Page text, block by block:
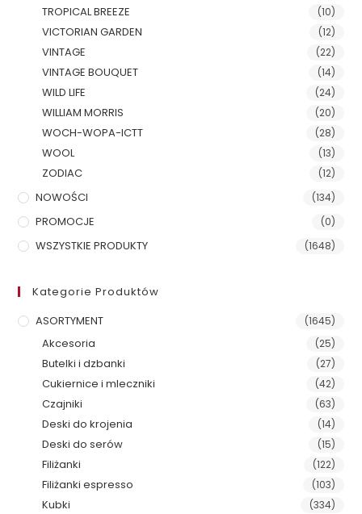
TROPICAL BREEZE (10)
VICTORIAN GARDEN (12)
VINTAGE (22)
VINTAGE BOUQUET (14)
WILD LIFE (24)
WILLIAM MORRIS (20)
WOCH-WOPA-ICTT (28)
WOOL (13)
ZODIAC (12)
NOWOŚCI (134)
PROMOCJE (0)
WSZYSTKIE PRODUKTY (1648)
Kategorie Produktów
ASORTYMENT
(1645)
Akcesoria (25)
Butelki i dzbanki (27)
Cukiernice i mleczniki (42)
Czajniki (63)
Deski do krojenia (14)
Deski do serów (15)
Filiżanki (122)
Filiżanki espresso (103)
Kubki (334)